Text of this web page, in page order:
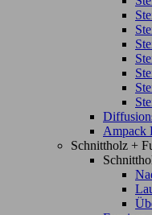
Ampack
Schnittholz +